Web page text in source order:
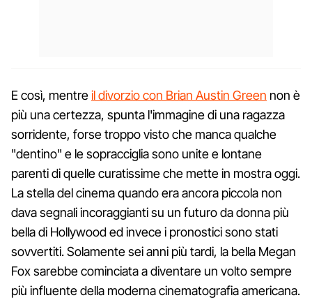
E così, mentreil divorzio con Brian Austin Green non è
più una certezza, spunta l'immagine di una ragazza
sorridente, forse troppo visto che manca qualche
"dentino" e le sopracciglia sono unite e lontane
parenti di quelle curatissime che mette in mostra oggi.
La stella del cinema quando era ancora piccola non
dava segnali incoraggianti su un futuro da donna più
bella di Hollywood ed invece i pronostici sono stati
sovvertiti. Solamente sei anni più tardi, la bella Megan
Fox sarebbe cominciata a diventare un volto sempre
più influente della moderna cinematografia americana.